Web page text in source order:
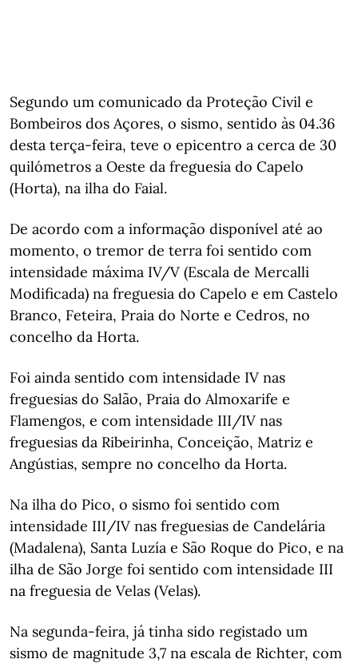
Segundo um comunicado da Proteção Civil e
Bombeiros dos Açores, o sismo, sentido às 04.36
desta terça-feira, teve o epicentro a cerca de 30
quilómetros a Oeste da freguesia do Capelo
(Horta), na ilha do Faial.
De acordo com a informação disponível até ao
momento, o tremor de terra foi sentido com
intensidade máxima IV/V (Escala de Mercalli
Modificada) na freguesia do Capelo e em Castelo
Branco, Feteira, Praia do Norte e Cedros, no
concelho da Horta.
Foi ainda sentido com intensidade IV nas
freguesias do Salão, Praia do Almoxarife e
Flamengos, e com intensidade III/IV nas
freguesias da Ribeirinha, Conceição, Matriz e
Angústias, sempre no concelho da Horta.
Na ilha do Pico, o sismo foi sentido com
intensidade III/IV nas freguesias de Candelária
(Madalena), Santa Luzía e São Roque do Pico, e na
ilha de São Jorge foi sentido com intensidade III
na freguesia de Velas (Velas).
Na segunda-feira, já tinha sido registado um
sismo de magnitude 3,7 na escala de Richter, com